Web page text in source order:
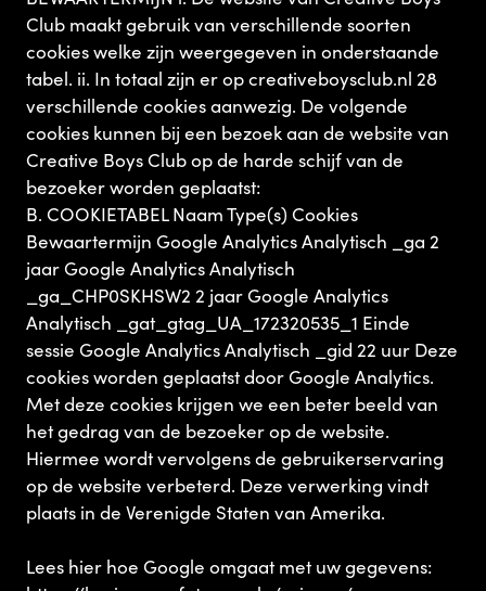
Club maakt gebruik van verschillende soorten
cookies welke zijn weergegeven in onderstaande
tabel. ii. In totaal zijn er op creativeboysclub.nl 28
verschillende cookies aanwezig. De volgende
cookies kunnen bij een bezoek aan de website van
Creative Boys Club op de harde schijf van de
bezoeker worden geplaatst:
B. COOKIETABEL Naam Type(s) Cookies
Bewaartermijn Google Analytics Analytisch _ga 2
jaar Google Analytics Analytisch
_ga_CHP0SKHSW2 2 jaar Google Analytics
Analytisch _gat_gtag_UA_172320535_1 Einde
sessie Google Analytics Analytisch _gid 22 uur Deze
cookies worden geplaatst door Google Analytics.
Met deze cookies krijgen we een beter beeld van
het gedrag van de bezoeker op de website.
Hiermee wordt vervolgens de gebruikerservaring
op de website verbeterd. Deze verwerking vindt
plaats in de Verenigde Staten van Amerika.
Lees hier hoe Google omgaat met uw gegevens: